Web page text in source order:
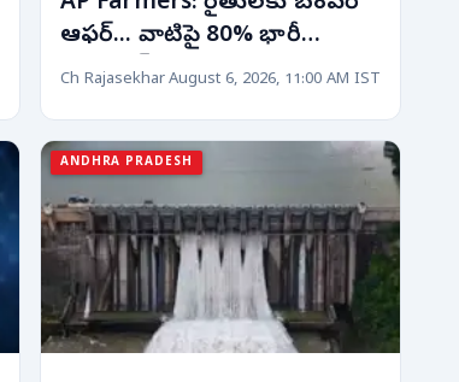
ఆఫర్... వాటిపై 80% భారీ
డిస్కౌంట్! త్వరపడండి..
Ch RajasekharAugust 6, 2026, 11:00 AM IST
ANDHRA PRADESH